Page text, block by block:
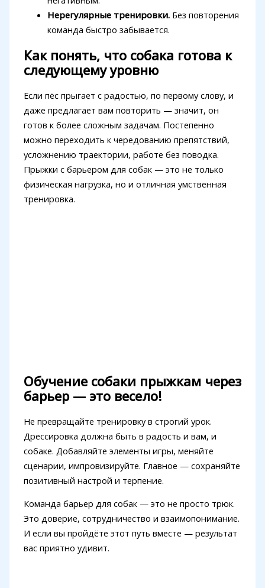
Нерегулярные тренировки.Без повторения
команда быстро забывается.
Как понять, что собака готова к
следующему уровню
Если пёс прыгает с радостью, по первому слову, и
даже предлагает вам повторить — значит, он
готов к более сложным задачам. Постепенно
можно переходить к чередованию препятствий,
усложнению траектории, работе без поводка.
Прыжки с барьером для собак — это не только
физическая нагрузка, но и отличная умственная
тренировка.
Обучение собаки прыжкам через
барьер — это весело!
Не превращайте тренировку в строгий урок.
Дрессировка должна быть в радость и вам, и
собаке. Добавляйте элементы игры, меняйте
сценарии, импровизируйте. Главное — сохраняйте
позитивный настрой и терпение.
Команда барьер для собак — это не просто трюк.
Это доверие, сотрудничество и взаимопонимание.
И если вы пройдёте этот путь вместе — результат
вас приятно удивит.